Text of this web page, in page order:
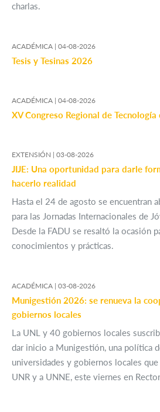
charlas.
ACADÉMICA | 04-08-2026
Tesis y Tesinas 2026
ACADÉMICA | 04-08-2026
XV Congreso Regional de
EXTENSIÓN | 03-08-2026
JIJE: Una oportunidad para darle
hacerlo realidad
Hasta el 24 de agosto se encuentran
para las Jornadas Internacionales de
Desde la FADU se resaltó la ocasión
conocimientos y prácticas.
ACADÉMICA | 03-08-2026
Munigestión 2026: se renueva la
gobiernos locales
La UNL y 40 gobiernos locales
dar inicio a Munigestión, una política
universidades y gobiernos locales
UNR y a UNNE, este viernes en